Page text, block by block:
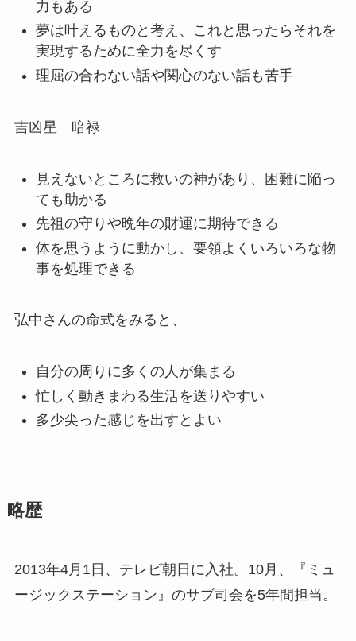
力もある
夢は叶えるものと考え、これと思ったらそれを
実現するために全力を尽くす
理屈の合わない話や関心のない話も苦手
吉凶星 暗禄
見えないところに救いの神があり、困難に陥っ
ても助かる
先祖の守りや晩年の財運に期待できる
体を思うように動かし、要領よくいろいろな物
事を処理できる
弘中さんの命式をみると、
自分の周りに多くの人が集まる
忙しく動きまわる生活を送りやすい
多少尖った感じを出すとよい
略歴
2013年4月1日、テレビ朝日に入社。10月、『ミュ
ージックステーション』のサブ司会を5年間担当。